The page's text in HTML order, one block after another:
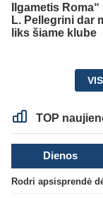
Ilgametis
L. Pellegrini dar
liks šiame klube
TOP
Dienos
Rodri apsisprendė